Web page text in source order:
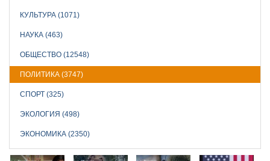
КУЛЬТУРА (1071)
НАУКА (463)
ОБЩЕСТВО (12548)
ПОЛИТИКА (3747)
СПОРТ (325)
ЭКОЛОГИЯ (498)
ЭКОНОМИКА (2350)